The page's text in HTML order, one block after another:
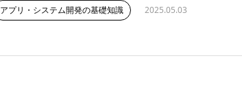
アプリ・システム開発の基礎知識 2025.05.03